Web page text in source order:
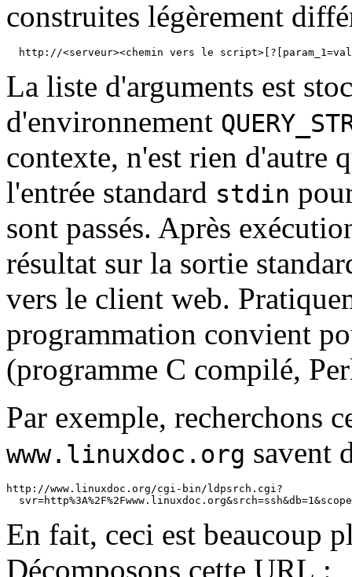
construites légèrement
La liste d'arguments est
d'environnement
contexte, n'est rien d'autre
l'entrée standard stdin
sont passés. Après
résultat sur la sortie
vers le client web.
programmation convient
(programme C compilé,
Par exemple, recherchons
www.linuxdoc.org savent
http://www.linuxdoc.org/cgi-bin/ldpsrch.cgi?
En fait, ceci est beaucoup
Décomposons cette URL :